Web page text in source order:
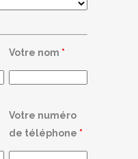
Votre nom *
Votre numéro
de téléphone *